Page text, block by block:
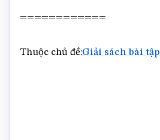
============
Thuộc chủ đề:Giải sách bài